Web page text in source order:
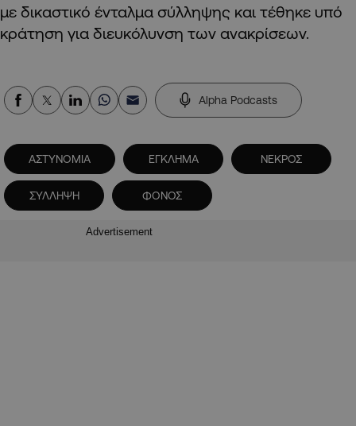
με δικαστικό ένταλμα σύλληψης και τέθηκε υπό
κράτηση για διευκόλυνση των ανακρίσεων.
Alpha Podcasts
ΑΣΤΥΝΟΜΙΑ ΕΓΚΛΗΜΑ ΝΕΚΡΟΣ
ΣΥΛΛΗΨΗ ΦΟΝΟΣ
Advertisement